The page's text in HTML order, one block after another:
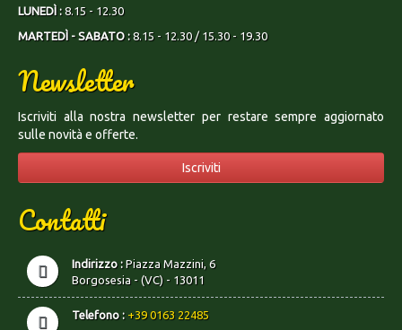
LUNEDÌ :8.15 - 12.30
MARTEDÌ - SABATO :8.15 - 12.30 / 15.30 - 19.30
Newsletter
Iscriviti alla nostra newsletter per restare sempre aggiornato
sulle novità e offerte.
Iscriviti
Contatti
Indirizzo :Piazza Mazzini, 6
Borgosesia - (VC) - 13011
Telefono : +39 0163 22485